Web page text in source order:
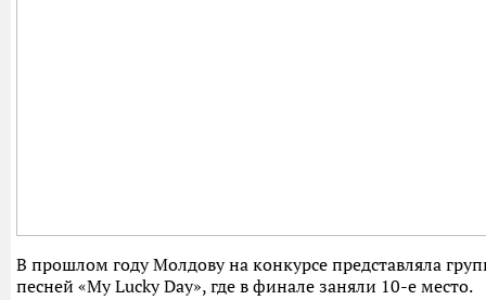
В прошлом году Молдову на конкурсе представляла
песней «My Lucky Day», где в финале заняли 10-е место.